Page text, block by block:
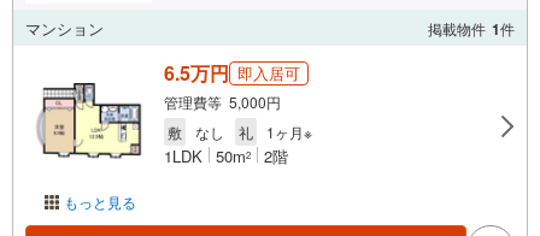
マンション 掲載物件 1件
もっと見る
6.5万円 即入居可
管理費等 5,000円
敷
なし 礼 1ヶ月※
1LDK 50m2 2階